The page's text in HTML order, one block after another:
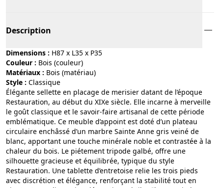
Description
Dimensions : H87 x L35 x P35
Couleur :
bois (couleur)
Matériaux :
bois (matériau)
Style :
classique
Élégante sellette en placage de merisier datant de l’époque
Restauration, au début du XIXe siècle. Elle incarne à merveille
le goût classique et le savoir-faire artisanal de cette période
emblématique. Ce meuble d’appoint est doté d’un plateau
circulaire enchâssé d’un marbre Sainte Anne gris veiné de
blanc, apportant une touche minérale noble et contrastée à la
chaleur du bois. Le piétement tripode galbé, offre une
silhouette gracieuse et équilibrée, typique du style
Restauration. Une tablette d’entretoise relie les trois pieds
avec discrétion et élégance, renforçant la stabilité tout en